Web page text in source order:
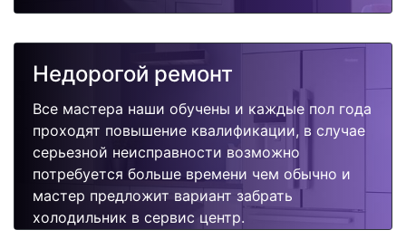
Недорогой ремонт
Все мастера наши обучены и каждые пол года
проходят повышение квалификации, в случае
серьезной неисправности возможно
потребуется больше времени чем обычно и
мастер предложит вариант забрать
холодильник в сервис центр.